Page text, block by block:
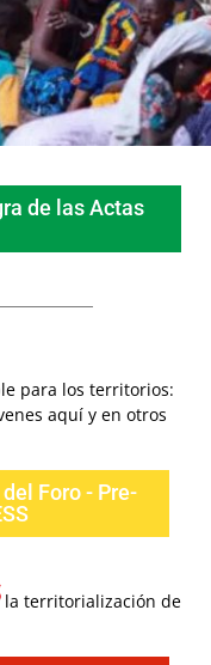
de las Actas
para los territorios:
aquí y en otros
Foro - Pre-
la territorialización de